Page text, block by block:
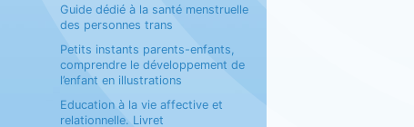
Guide dédié à la santé menstruelle
des personnes trans
Petits instants parents-enfants,
comprendre le développement de
l’enfant en illustrations
Education à la vie affective et
relationnelle. Livret